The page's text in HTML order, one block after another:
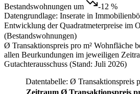
Bestandswohnungen um
-12 %
Datengrundlage: Inserate in
Entwicklung der Quadratmeterpreise im
(Bestandswohnungen)
Ø Transaktionspreis pro m² Wohnfläche
allen Beurkundungen im jeweiligen
Gutachterausschuss (Stand: Juli 2026)
Datentabelle: Ø Transaktionspreis
Zeitraum Ø Transaktionspreis